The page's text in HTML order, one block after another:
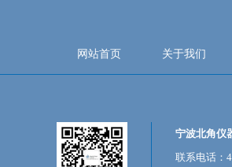
网站首页 关于我们
宁波北角仪
联系电话：